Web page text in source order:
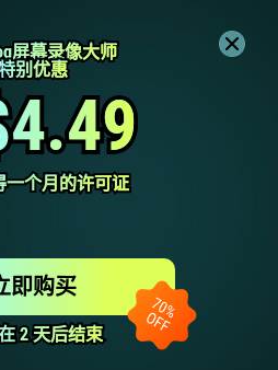
屏幕录像大师
屏幕录像大师
别优惠
别优惠
一个月的许可证
一个月的许可证
2 天后结束
2 天后结束
即购买